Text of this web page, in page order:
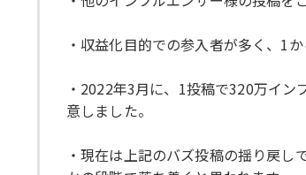
・収益化目的での参入者が多く、1
・2022年3月に、1投稿で320万イ
意しました。
・現在は上記のバズ投稿の揺り戻